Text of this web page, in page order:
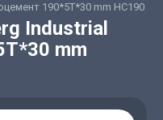
190*5T*30 mm HC190
Industrial
mm